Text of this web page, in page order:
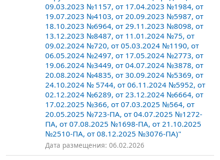
09.03.2023 №1157, от 17.04.2023 №1984, от
19.07.2023 №4103, от 20.09.2023 №5987, от
18.10.2023 №6964, от 29.11.2023 №8098, от
13.12.2023 №8487, от 11.01.2024 №75, от
09.02.2024 №720, от 05.03.2024 №1190, от
06.05.2024 №2497, от 17.05.2024 №2773, от
19.06.2024 №3449, от 04.07.2024 №3878, от
20.08.2024 №4835, от 30.09.2024 №5369, от
24.10.2024 № 5744, от 06.11.2024 №5952, от
02.12.2024 №6289, от 23.12.2024 №6664, от
17.02.2025 №366, от 07.03.2025 №564, от
20.05.2025 №723-ПА, от 04.07.2025 №1272-
ПА, от 07.08.2025 №1698-ПА, от 21.10.2025
№2510-ПА, от 08.12.2025 №3076-ПА)"
Дата размещения: 06.02.2026